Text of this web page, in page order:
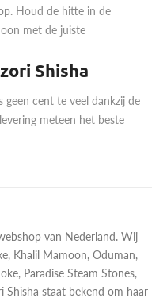
Houd de hitte in de
met de juiste
Shisha
cent te veel dankzij de
meteen het beste
van Nederland. Wij
Khalil Mamoon, Oduman,
Paradise Steam Stones,
Shisha staat bekend om haar